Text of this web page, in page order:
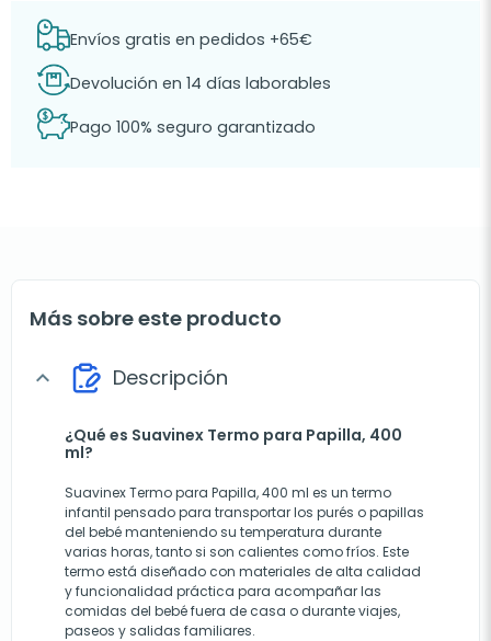
Envíos gratis en pedidos +65€
Devolución en 14 días laborables
Pago 100% seguro garantizado
Más sobre este producto
expand_more Descripción
¿Qué es Suavinex Termo para Papilla, 400
ml?
Suavinex Termo para Papilla, 400 ml es un termo
infantil pensado para transportar los purés o papillas
del bebé manteniendo su temperatura durante
varias horas, tanto si son calientes como fríos. Este
termo está diseñado con materiales de alta calidad
y funcionalidad práctica para acompañar las
comidas del bebé fuera de casa o durante viajes,
paseos y salidas familiares.